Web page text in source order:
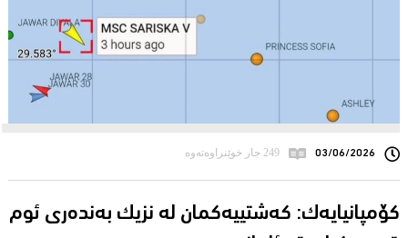
03/06/2026 249 جار خوێنراوەتەوە
کۆمپانیایەک: کەشتییەکمان لە نزیک بەندەری ئوم